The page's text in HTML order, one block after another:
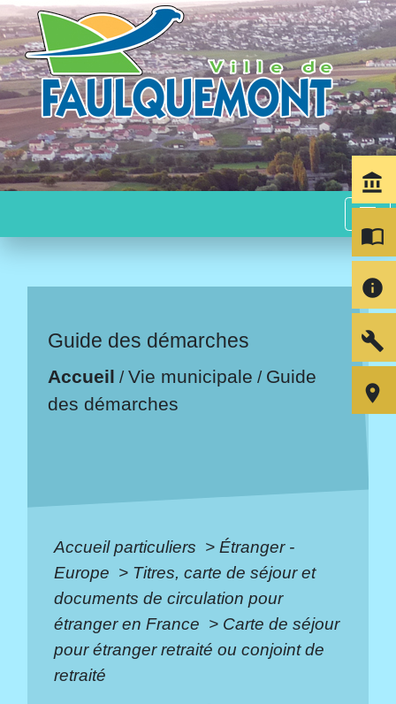
menu
Guide des démarches
Accueil /Vie municipale / Guide
des démarches
Accueil particuliers > Étranger -
Europe > Titres, carte de séjour et
documents de circulation pour
étranger en France > Carte de séjour
pour étranger retraité ou conjoint de
retraité
account_balance
import_contacts
info
build
room